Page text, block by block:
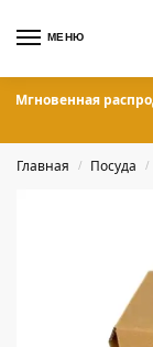
МЕНЮ
Мгновенная
Главная / Посуда /